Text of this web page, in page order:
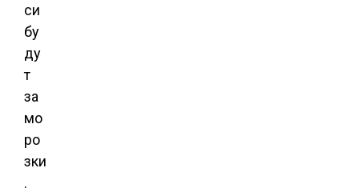
си
бу
ду
т
за
мо
ро
зки
.